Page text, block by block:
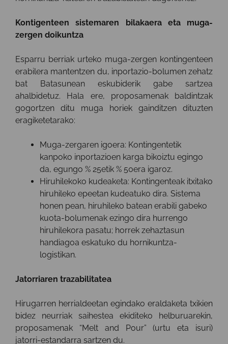
Kontigenteen sistemaren bilakaera eta muga-
zergen doikuntza
Esparru berriak urteko muga-zergen kontingenteen
erabilera mantentzen du, inportazio-bolumen zehatz
bat Batasunean eskubiderik gabe sartzea
ahalbidetuz. Hala ere, proposamenak baldintzak
gogortzen ditu muga horiek gainditzen dituzten
eragiketetarako:
Muga-zergaren igoera: Kontingentetik
kanpoko inportazioen karga bikoiztu egingo
da, egungo % 25etik % 50era igaroz.
Hiruhilekoko kudeaketa: Kontingenteak itxitako
hiruhileko epeetan kudeatuko dira. Sistema
honen pean, hiruhileko batean erabili gabeko
kuota-bolumenak ezingo dira hurrengo
hiruhilekora pasatu; horrek zehaztasun
handiagoa eskatuko du hornikuntza-
logistikan.
Jatorriaren trazabilitatea
Hirugarren herrialdeetan egindako eraldaketa txikien
bidez neurriak saihestea ekiditeko helburuarekin,
proposamenak “Melt and Pour” (urtu eta isuri)
jatorri-estandarra sartzen du.